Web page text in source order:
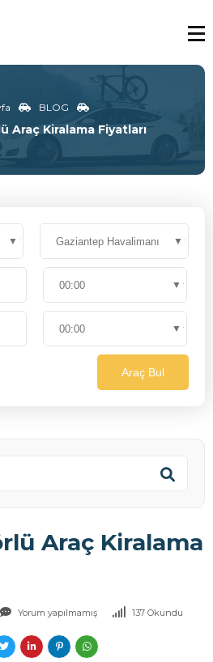
BLOG
Araç Kiralama Fiyatları
Araç Bul
Araç Kiralama
Yorum yapılmamış 137 Okundu